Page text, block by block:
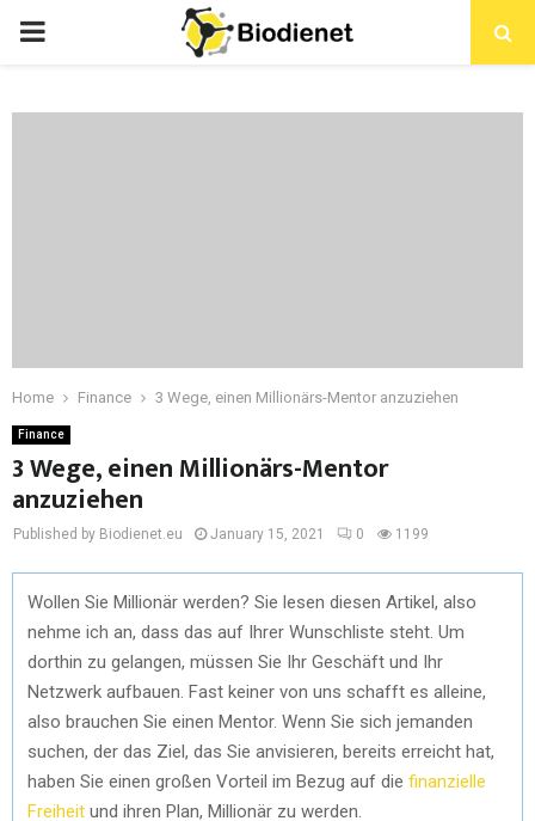
PRIMARY
Home Finance 3 Wege, einen Millionärs-Mentor anzuziehen
Finance
3 Wege, einen Millionärs-Mentor
anzuziehen
Published by Biodienet.eu January 15, 2021 0 1199
Wollen Sie Millionär werden? Sie lesen diesen Artikel, also
nehme ich an, dass das auf Ihrer Wunschliste steht. Um
dorthin zu gelangen, müssen Sie Ihr Geschäft und Ihr
Netzwerk aufbauen. Fast keiner von uns schafft es alleine,
also brauchen Sie einen Mentor. Wenn Sie sich jemanden
suchen, der das Ziel, das Sie anvisieren, bereits erreicht hat,
haben Sie einen großen Vorteil im Bezug auf die finanzielle
Freiheit und ihren Plan, Millionär zu werden.